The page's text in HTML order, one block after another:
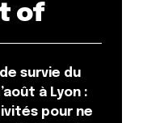
of
survie du
à Lyon :
pour ne